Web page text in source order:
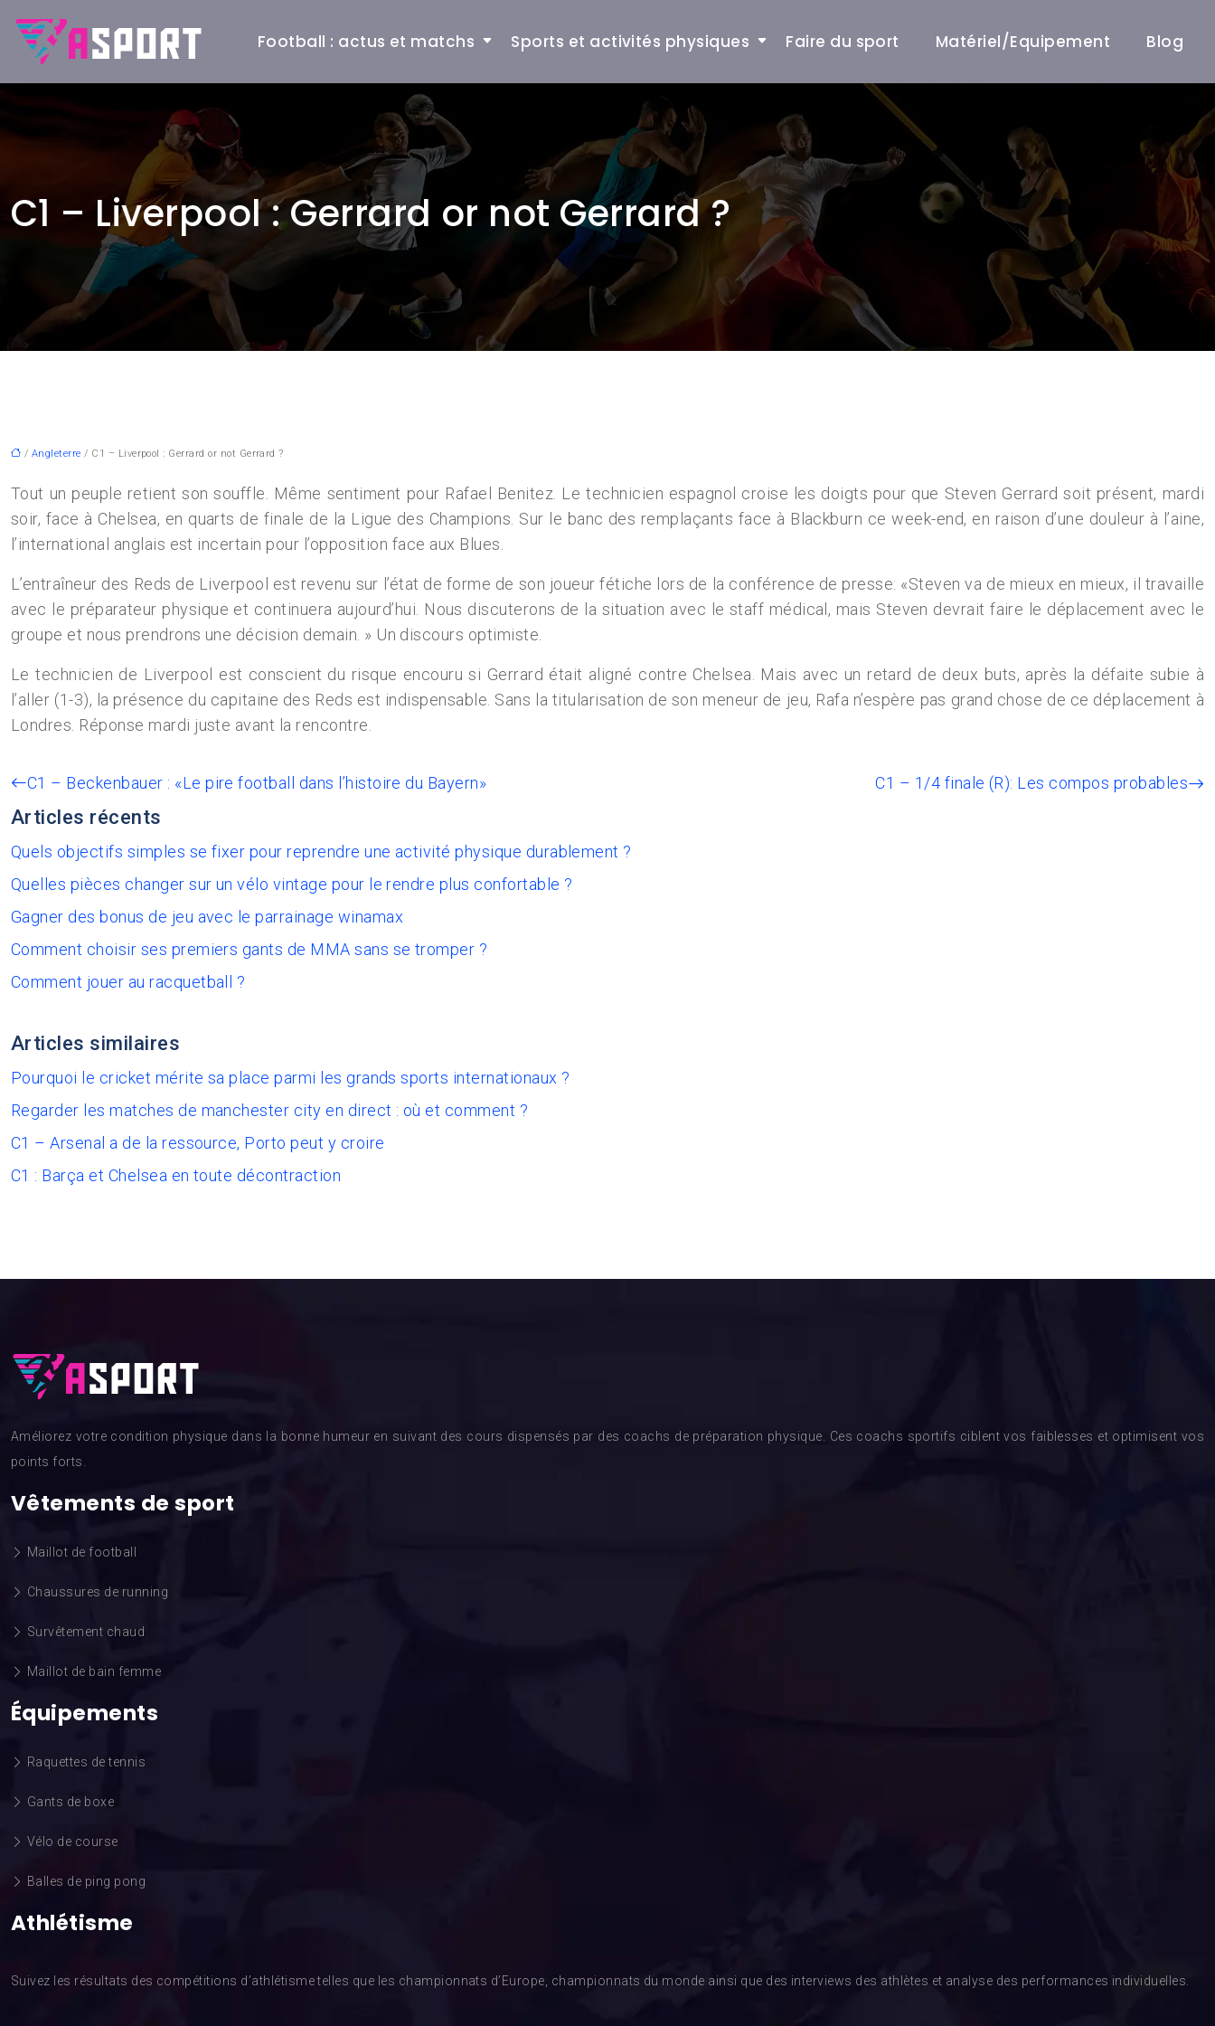
Football : actus et matchs Sports et activités physiques Faire du sport Matériel/Equipement Blog
C1 – Liverpool : Gerrard or not Gerrard ?
/ Angleterre / C1 – Liverpool : Gerrard or not Gerrard ?
Tout un peuple retient son souffle. Même sentiment pour Rafael Benitez. Le technicien espagnol croise les doigts pour que Steven Gerrard soit présent, mardi
soir, face à Chelsea, en quarts de finale de la Ligue des Champions. Sur le banc des remplaçants face à Blackburn ce week-end, en raison d’une douleur à l’aine,
l’international anglais est incertain pour l’opposition face aux Blues.
L’entraîneur des Reds de Liverpool est revenu sur l’état de forme de son joueur fétiche lors de la conférence de presse: «Steven va de mieux en mieux, il travaille
avec le préparateur physique et continuera aujourd’hui. Nous discuterons de la situation avec le staff médical, mais Steven devrait faire le déplacement avec le
groupe et nous prendrons une décision demain. » Un discours optimiste.
Le technicien de Liverpool est conscient du risque encouru si Gerrard était aligné contre Chelsea. Mais avec un retard de deux buts, après la défaite subie à
l’aller (1-3), la présence du capitaine des Reds est indispensable. Sans la titularisation de son meneur de jeu, Rafa n’espère pas grand chose de ce déplacement à
Londres. Réponse mardi juste avant la rencontre.
C1 – Beckenbauer : «Le pire football dans l’histoire du Bayern» C1 – 1/4 finale (R): Les compos probables
Articles récents
Quels objectifs simples se fixer pour reprendre une activité physique durablement ?
Quelles pièces changer sur un vélo vintage pour le rendre plus confortable ?
Gagner des bonus de jeu avec le parrainage winamax
Comment choisir ses premiers gants de MMA sans se tromper ?
Comment jouer au racquetball ?
Articles similaires
Pourquoi le cricket mérite sa place parmi les grands sports internationaux ?
Regarder les matches de manchester city en direct : où et comment ?
C1 – Arsenal a de la ressource, Porto peut y croire
C1 : Barça et Chelsea en toute décontraction
Améliorez votre condition physique dans la bonne humeur en suivant des cours dispensés par des coachs de préparation physique. Ces coachs sportifs ciblent vos faiblesses et optimisent vos
points forts.
Vêtements de sport
Maillot de football
Chaussures de running
Survêtement chaud
Maillot de bain femme
Équipements
Raquettes de tennis
Gants de boxe
Vélo de course
Balles de ping pong
Athlétisme
Suivez les résultats des compétitions d’athlétisme telles que les championnats d’Europe, championnats du monde ainsi que des interviews des athlètes et analyse des performances individuelles.